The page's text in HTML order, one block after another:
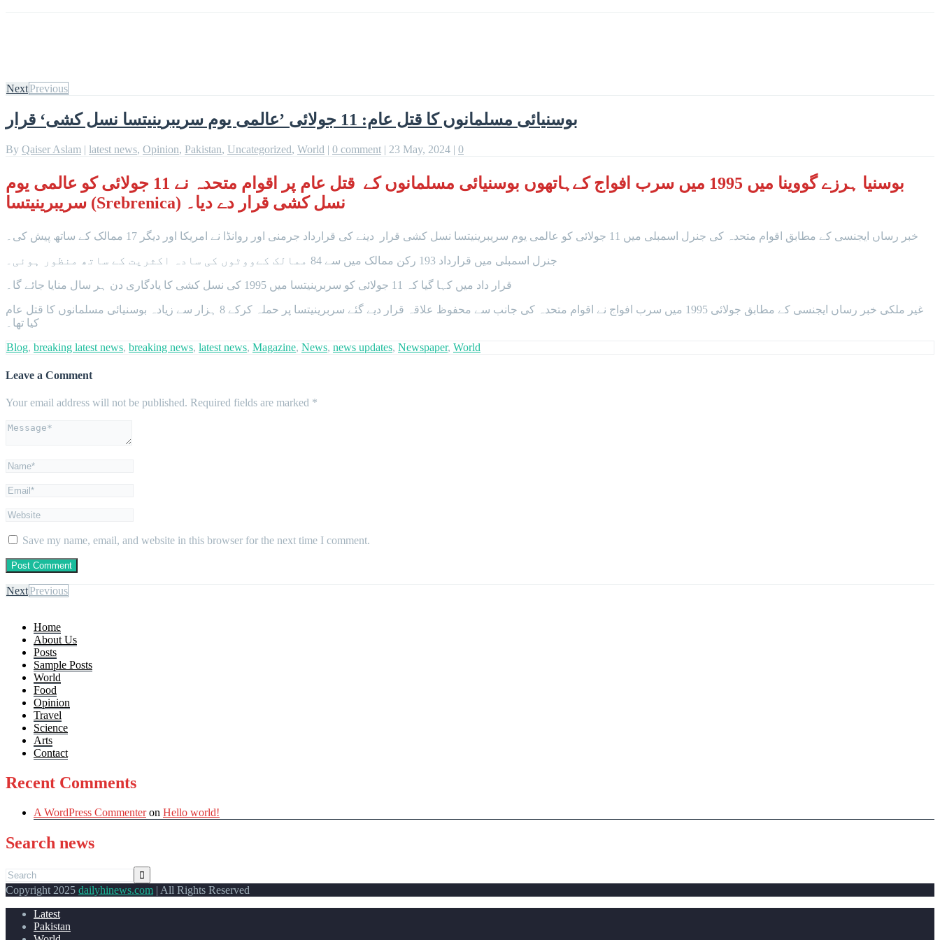
NextPrevious
بوسنیائی مسلمانوں کا قتل عام: 11 جولائی ’عالمی یوم سریبرینیتسا نسل کشی‘ قرار
By Qaiser Aslam | latest news, Opinion, Pakistan, Uncategorized, World | 0 comment | 23 May, 2024 | 0
بوسنیا ہرزے گووینا میں 1995 میں سرب افواج کےہاتھوں بوسنیائی مسلمانوں کے قتل عام پر اقوام متحدہ نے 11 جولائی کو عالمی یوم
سریبرینیتسا (Srebrenica) نسل کشی قرار دے دیا۔
خبر رساں ایجنسی کے مطابق اقوام متحدہ کی جنرل اسمبلی میں 11 جولائی کو عالمی یوم سریبرینیتسا نسل کشی قرار دینے کی قرارداد جرمنی اور روانڈا نے امریکا اور دیگر 17 ممالک کے ساتھ پیش کی۔
جنرل اسمبلی میں قرارداد 193 رکن ممالک میں سے 84 ممالک کےووٹوں کی سادہ اکثریت کے ساتھ منظور ہوئی۔
قرار داد میں کہا گیا کہ 11 جولائی کو سربرینیتسا میں 1995 کی نسل کشی کا یادگاری دن ہر سال منایا جائے گا۔
غیر ملکی خبر رساں ایجنسی کے مطابق جولائی 1995 میں سرب افواج نے اقوام متحدہ کی جانب سے محفوظ علاقہ قرار دیے گئے سربرینیتسا پر حملہ کرکے 8 ہزار سے زیادہ بوسنیائی مسلمانوں کا قتل عام
کیا تھا۔
Blog, breaking latest news, breaking news, latest news, Magazine, News, news updates, Newspaper, World
Leave a Comment
Your email address will not be published. Required fields are marked *
Save my name, email, and website in this browser for the next time I comment.
NextPrevious
Home
About Us
Posts
Sample Posts
World
Food
Opinion
Travel
Science
Arts
Contact
Recent Comments
A WordPress Commenteron Hello world!
Search news
Copyright 2025 dailyhinews.com | All Rights Reserved
Latest
Pakistan